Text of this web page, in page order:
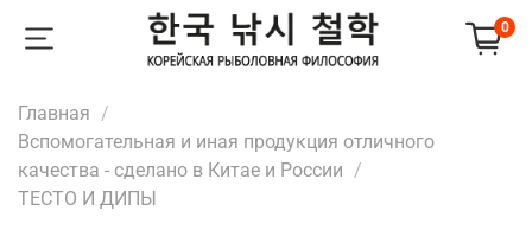
0
Главная
Вспомогательная и иная продукция отличного
качества - сделано в Китае и России
ТЕСТО И ДИПЫ